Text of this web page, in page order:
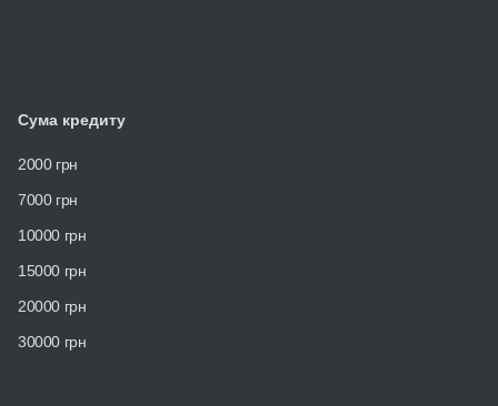
Сума кредиту
2000 грн
7000 грн
10000 грн
15000 грн
20000 грн
30000 грн